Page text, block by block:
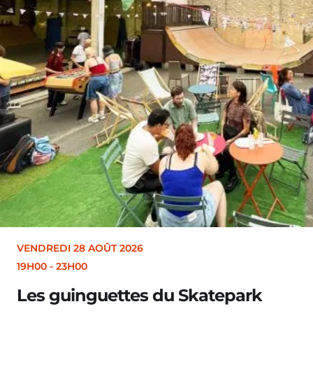
VENDREDI 28 AOÛT 2026
19H00 - 23H00
Les guinguettes du Skatepark